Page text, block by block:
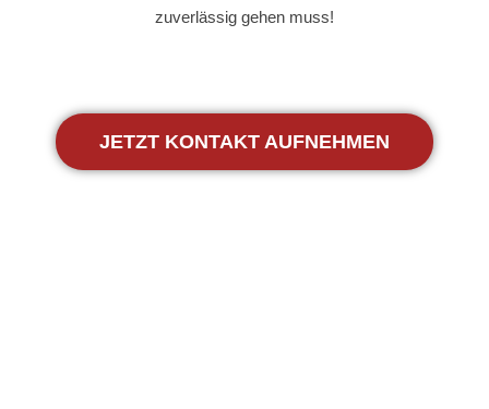
zuverlässig gehen muss!
JETZT KONTAKT AUFNEHMEN